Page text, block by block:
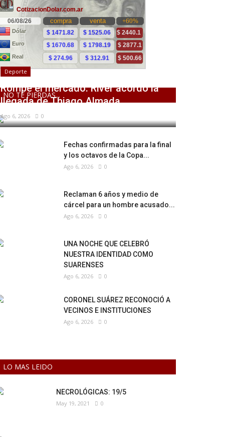
NO TE PIERDAS...
Deporte
Rompe el mercado: River acordó la
llegada de Thiago Almada
Ago 6, 2026 0
Fechas confirmadas para la final
y los octavos de la Copa...
Ago 6, 2026 0
Reclaman 6 años y medio de
cárcel para un hombre acusado...
Ago 6, 2026 0
UNA NOCHE QUE CELEBRÓ
NUESTRA IDENTIDAD COMO
SUARENSES
Ago 6, 2026 0
CORONEL SUÁREZ RECONOCIÓ A
VECINOS E INSTITUCIONES
Ago 6, 2026 0
LO MAS LEIDO
NECROLÓGICAS: 19/5
May 19, 2021 0